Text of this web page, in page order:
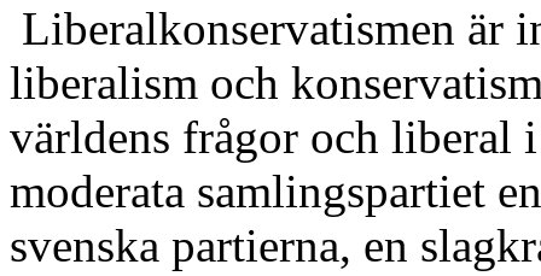
Liberalkonservatismen är
liberalism och
världens frågor och liberal
moderata samlingspartiet
svenska partierna, en